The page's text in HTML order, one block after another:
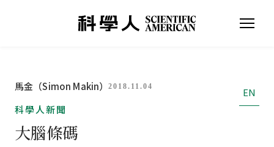
馬金（Simon Makin）2018.11.04
EN
科學人新聞
大腦條碼